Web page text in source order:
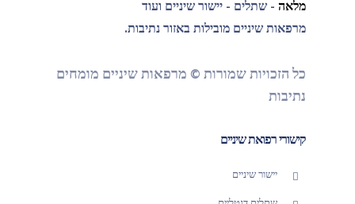
מלאה - שתלים - יישור שיניים ועוד
מרפאות שיניים מובילות באזור נתיבות.
כל הזכויות שמורות © מרפאות שיניים מומחים
נתיבות
קישורי רפואת שיניים
יישור שיניים